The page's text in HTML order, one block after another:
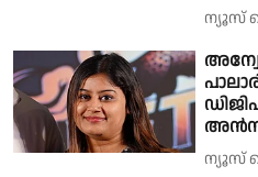
ന്യൂസ്
ന്യൂസ്